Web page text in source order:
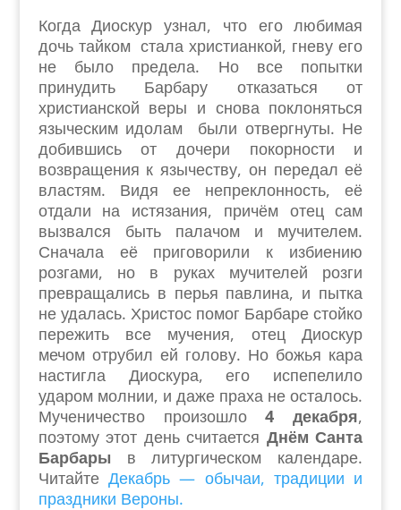
Когда Диоскур узнал, что его любимая
дочь тайком стала христианкой, гневу его
не было предела. Но все попытки
принудить Барбару отказаться от
христианской веры и снова поклоняться
языческим идолам были отвергнуты. Не
добившись от дочери покорности и
возвращения к язычеству, он передал её
властям. Видя ее непреклонность, её
отдали на истязания, причём отец сам
вызвался быть палачом и мучителем.
Сначала её приговорили к избиению
розгами, но в руках мучителей розги
превращались в перья павлина, и пытка
не удалась. Христос помог Барбаре стойко
пережить все мучения, отец Диоскур
мечом отрубил ей голову. Но божья кара
настигла Диоскура, его испепелило
ударом молнии, и даже праха не осталось.
Мученичество произошло4 декабря,
поэтому этот день считается Днём Санта
Барбары в литургическом календаре.
Читайте Декабрь — обычаи, традиции и
праздники Вероны.